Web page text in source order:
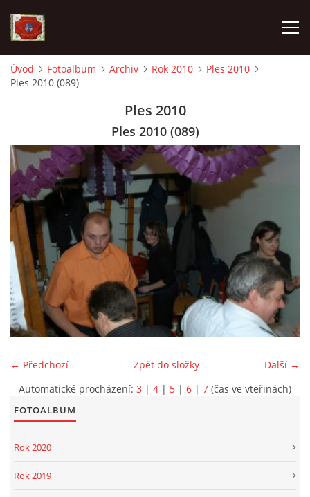
AKTUALITY
VÝJEZDOVÁ JEDNOTKA
KROUŽEK MLADÝCH HASIČŮ
OHLÁŠENÍ PÁLENÍ
KONTAKT
PROJEKT DOPRAVNÍ AUTOMOBIL
SH ČMS - Sbor dobrovolných hasičů Havlovice
Úvod Fotoalbum Archiv Rok 2010
Ples 2010
Ples 2010 (089)
Ples 2010
Ples 2010 (089)
← Předchozí Další →
Zpět do složky
Automatické procházení: 3 | 4 | 5 | 6 | 7 (čas ve vteřinách)
FOTOALBUM
Rok 2020
Rok 2019